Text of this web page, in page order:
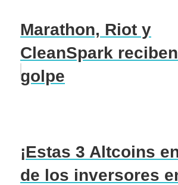
Marathon, Riot y
CleanSpark
golpe
¡Estas 3 Altcoins
de los inversores